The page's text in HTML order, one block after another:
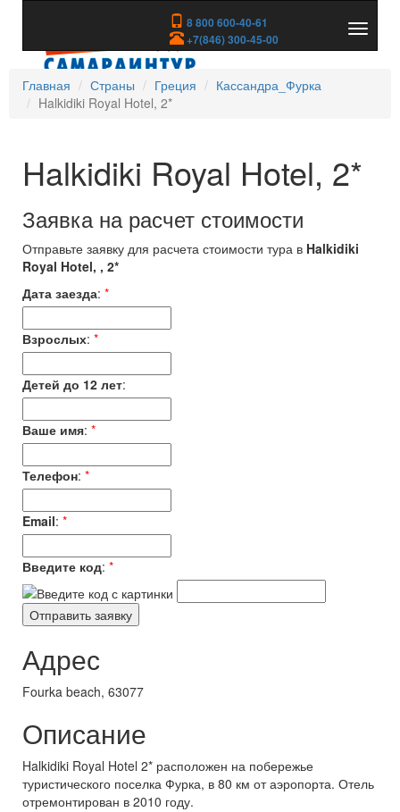
8 800 600-40-61
+7(846) 300-45-00
скрыть
Главная
Страны Греция
Кассандра_Фурка
Halkidiki Royal Hotel, 2*
Halkidiki Royal Hotel, 2*
Заявка на расчет стоимости
Отправьте заявку для расчета стоимости тура в Halkidiki
Royal Hotel, , 2*
Дата заезда: *
Взрослых: *
Детей до 12 лет:
Ваше имя: *
Телефон: *
Email: *
Введите код: *
Адрес
Fourka beach, 63077
Описание
Halkidiki Royal Hotel 2* расположен на побережье
туристического поселка Фурка, в 80 км от аэропорта. Отель
отремонтирован в 2010 году.